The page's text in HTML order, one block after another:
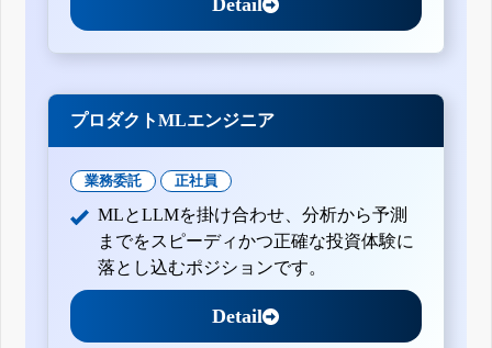
プロダクトMLエンジニア
業務委託 正社員
MLとLLMを掛け合わせ、分析から予測
までをスピーディかつ正確な投資体験に
落とし込むポジションです。
Detail